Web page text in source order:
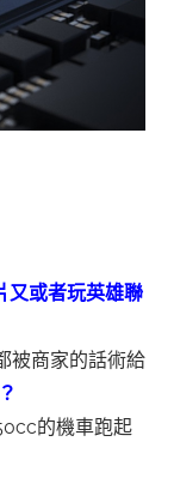
又或者玩英雄聯
被商家的話術給
的機車跑起